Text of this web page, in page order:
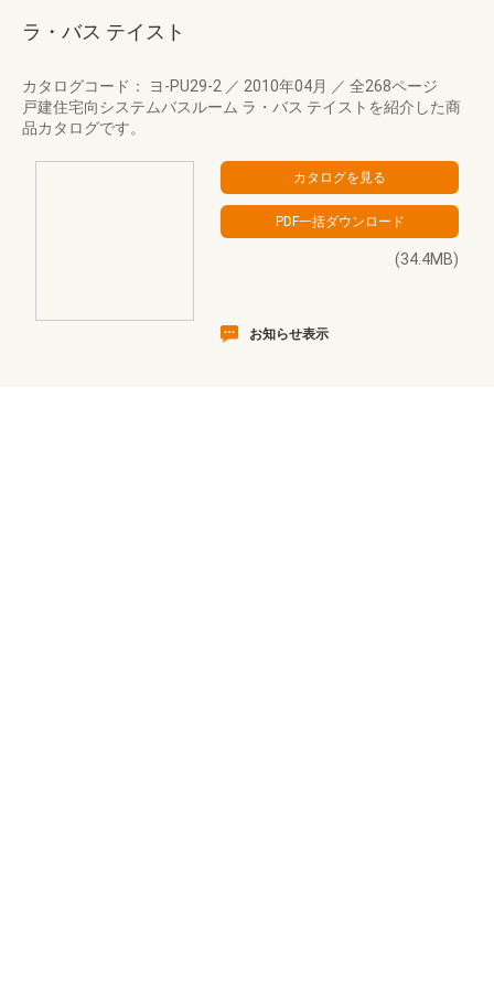
ラ・バス テイスト
カタログコード： ヨ-PU29-2 ／ 2010年04月 ／ 全268ページ
戸建住宅向システムバスルーム ラ・バス テイストを紹介した商
品カタログです。
(34.4MB)
お知らせ表示